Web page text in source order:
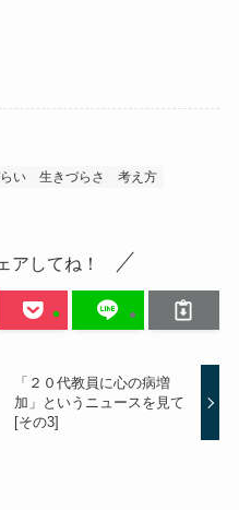
い 生きづらさ
考え方
アしてね！
「２０代教員に心の病増
加」というニュースを見て
[その3]